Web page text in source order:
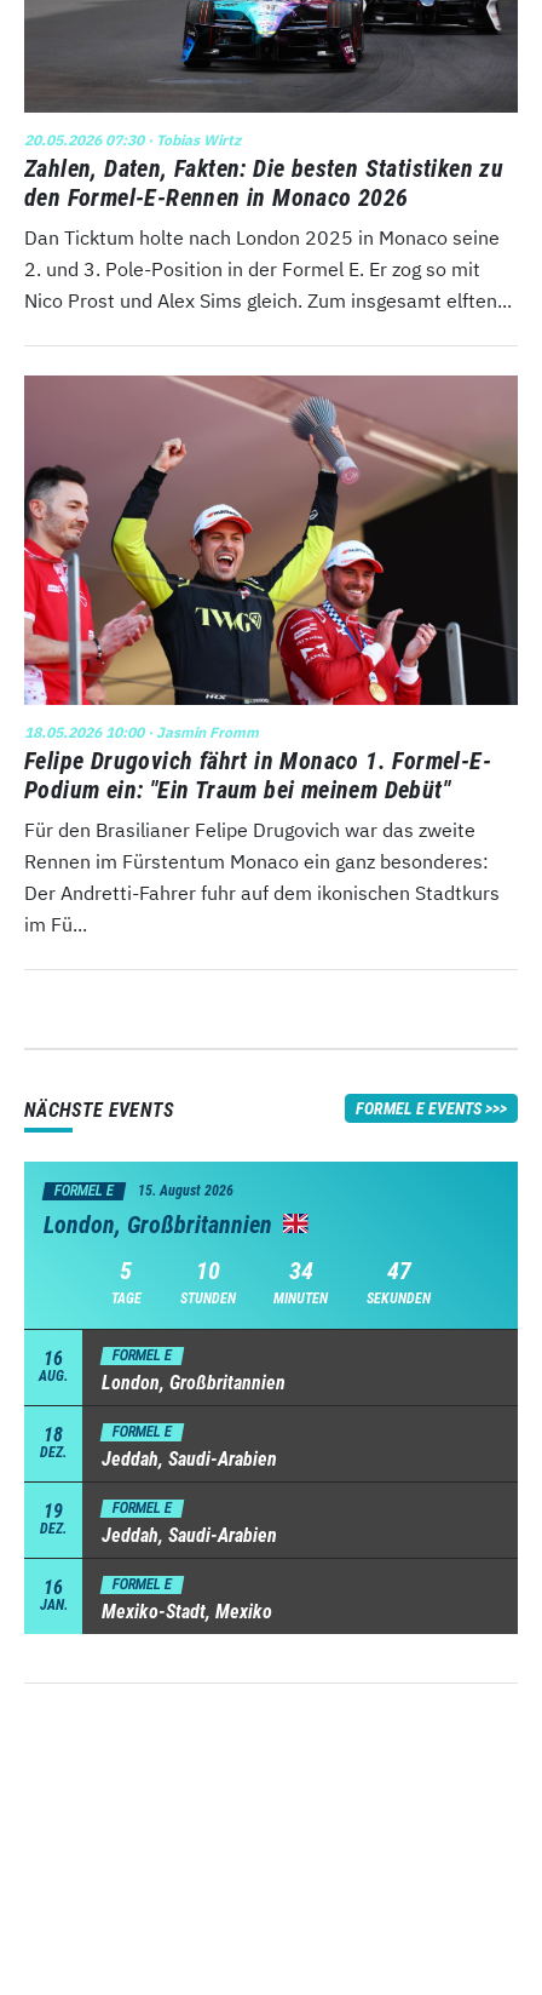
20.05.2026 07:30· Tobias Wirtz
Zahlen, Daten, Fakten: Die besten Statistiken zu
den Formel-E-Rennen in Monaco 2026
Dan Ticktum holte nach London 2025 in Monaco seine
2. und 3. Pole-Position in der Formel E. Er zog so mit
Nico Prost und Alex Sims gleich. Zum insgesamt elften...
18.05.2026 10:00· Jasmin Fromm
Felipe Drugovich fährt in Monaco 1. Formel-E-
Podium ein: "Ein Traum bei meinem Debüt"
Für den Brasilianer Felipe Drugovich war das zweite
Rennen im Fürstentum Monaco ein ganz besonderes:
Der Andretti-Fahrer fuhr auf dem ikonischen Stadtkurs
im Fü...
NÄCHSTE EVENTS FORMEL E EVENTS
FORMEL E 15. August 2026
London, Großbritannien
5
TAGE
10
STUNDEN
34
MINUTEN
46
SEKUNDEN
16
AUG.
FORMEL E
London, Großbritannien
18
DEZ.
FORMEL E
Jeddah, Saudi-Arabien
19
DEZ.
FORMEL E
Jeddah, Saudi-Arabien
16
JAN.
FORMEL E
Mexiko-Stadt, Mexiko